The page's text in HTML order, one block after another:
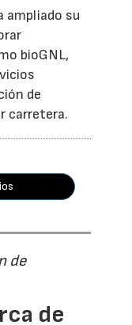
ampliado su
bioGNL,
de
carretera.
de
de